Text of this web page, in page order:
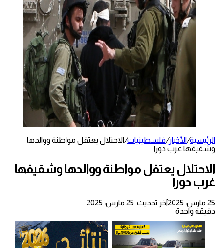
الرئيسية/الأخبار/فلسطينيات/الاحتلال يعتقل مواطنة ووالدها
وشقيقها غرب دورا
الاحتلال يعتقل مواطنة ووالدها وشقيقها
غرب دورا
25 مارس، 2025
آخر تحديث: 25 مارس، 2025
دقيقة واحدة